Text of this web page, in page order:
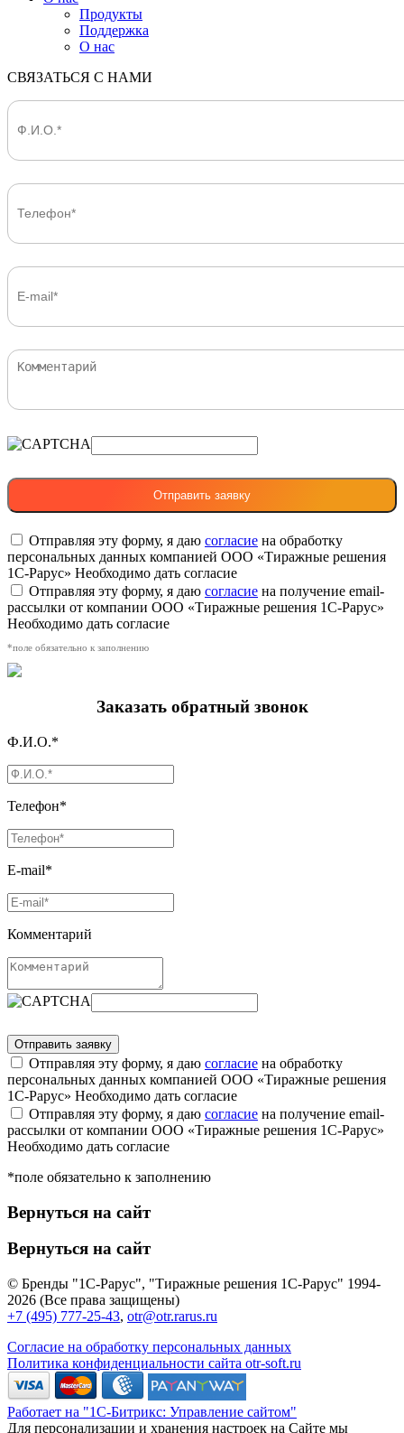
Продукты
Поддержка
О нас
СВЯЗАТЬСЯ С НАМИ
Отправляя эту форму, я даю согласие на обработку
персональных данных компанией ООО «Тиражные решения
1С-Рарус» Необходимо дать согласие
Отправляя эту форму, я даю согласие на получение email-
рассылки от компании ООО «Тиражные решения 1С-Рарус»
Необходимо дать согласие
*поле обязательно к заполнению
Заказать обратный звонок
Ф.И.О.*
Телефон*
E-mail*
Комментарий
Отправляя эту форму, я даю согласие на обработку
персональных данных компанией ООО «Тиражные решения
1С-Рарус» Необходимо дать согласие
Отправляя эту форму, я даю согласие на получение email-
рассылки от компании ООО «Тиражные решения 1С-Рарус»
Необходимо дать согласие
*поле обязательно к заполнению
Вернуться на сайт
Вернуться на сайт
© Бренды "1С-Рарус", "Тиражные решения 1С-Рарус" 1994-
2026 (Все права защищены)
+7 (495) 777-25-43, otr@otr.rarus.ru
Согласие на обработку персональных данных
Политика конфиденциальности сайта otr-soft.ru
Работает на "1С-Битрикс: Управление сайтом"
Для персонализации и хранения настроек на Сайте мы